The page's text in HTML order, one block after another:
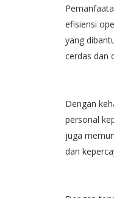
efisiensi
yang
cerdas dan
Dengan
personal
juga
dan